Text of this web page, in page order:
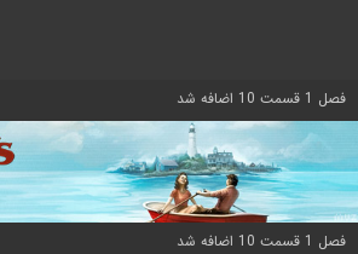
فصل 1 قسمت 10 اضافه شد
فصل 1 قسمت 10 اضافه شد